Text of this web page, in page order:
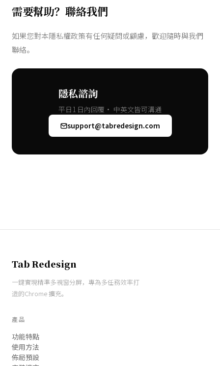
需要幫助？聯絡我們
如果您對本隱私權政策有任何疑問或顧慮，歡迎隨時與我們
聯絡。
隱私諮詢
平日1 日內回覆· 中英文皆可溝通
support@tabredesign.com
Tab Redesign
一鍵實現精準多視窗分屏，專為多任務效率打
造的Chrome 擴充。
產品
功能特點
使用方法
佈局預設